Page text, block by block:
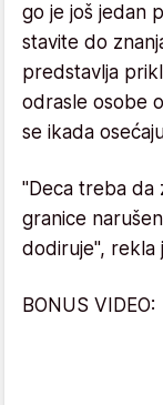
go je još jedan
stavite do
predstavlja
odrasle osobe
se ikada
"Deca treba da
granice
dodiruje", rekla
BONUS VIDEO: